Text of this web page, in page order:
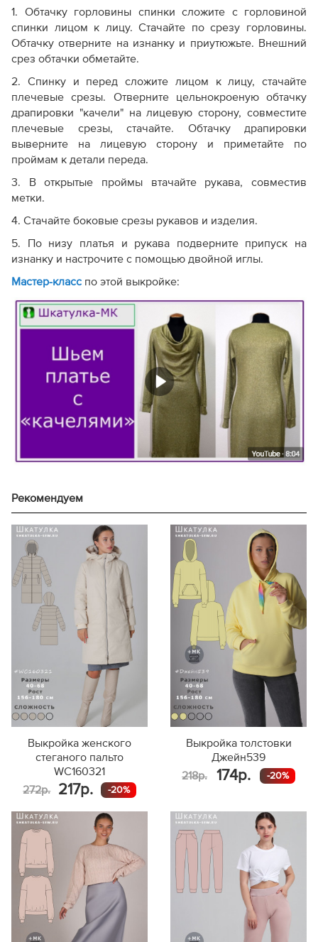
1. Обтачку горловины спинки сложите с горловиной
спинки лицом к лицу. Стачайте по срезу горловины.
Обтачку отверните на изнанку и приутюжьте. Внешний
срез обтачки обметайте.
2. Спинку и перед сложите лицом к лицу, стачайте
плечевые срезы. Отверните цельнокроеную обтачку
драпировки "качели" на лицевую сторону, совместите
плечевые срезы, стачайте. Обтачку драпировки
выверните на лицевую сторону и приметайте по
проймам к детали переда.
3. В открытые проймы втачайте рукава, совместив
метки.
4. Стачайте боковые срезы рукавов и изделия.
5. По низу платья и рукава подверните припуск на
изнанку и настрочите с помощью двойной иглы.
Мастер-класс по этой выкройке:
Рекомендуем
Выкройка женского
стеганого пальто
WC160321
272р.
217р. -20%
Выкройка толстовки
Джейн539
218р.
174р. -20%